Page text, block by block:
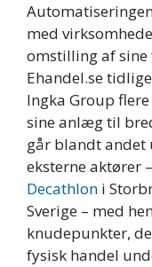
med
omstilling af sine
Ehandel.se
Ingka Group
sine anlæg til
går blandt andet
eksterne aktører
Decathlon i
Sverige – med
knudepunkter,
fysisk handel